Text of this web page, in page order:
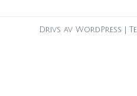
Drivs av WordPress